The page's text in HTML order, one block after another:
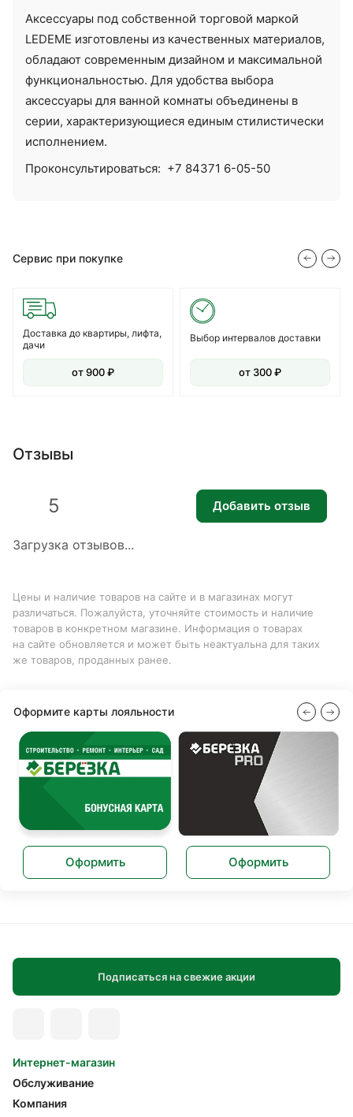
Аксессуары под собственной торговой маркой
LEDEME изготовлены из качественных материалов,
обладают современным дизайном и максимальной
функциональностью. Для удобства выбора
аксессуары для ванной комнаты объединены в
серии, характеризующиеся единым стилистически
исполнением.
Проконсультироваться: +7 84371 6-05-50
Сервис при покупке
Доставка до квартиры, лифта,
дачи
от 900 ₽
Выбор интервалов доставки
от 300 ₽
Отзывы
Загрузка отзывов...
5 Добавить отзыв
Цены и наличие товаров на сайте и в магазинах могут
различаться. Пожалуйста, уточняйте стоимость и наличие
товаров в конкретном магазине. Информация о товарах
на сайте обновляется и может быть неактуальна для таких
же товаров, проданных ранее.
Оформите карты лояльности
Оформить Оформить
Подписаться на свежие акции
Интернет-магазин
Обслуживание
Компания